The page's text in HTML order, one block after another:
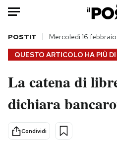
HOME
Italia
Politica
Tecnologia
Internet
QUESTO ARTICOLO HA PIÙ DI
POSTIT Mercoledì 16 febbraio
La catena di
dichiara
Condividi